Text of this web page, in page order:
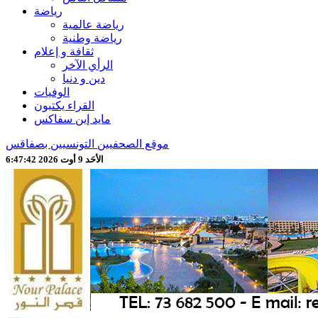
رياضة
رياضة عالمية
رياضة وطنية
ثقافة و إعلام
الرأي الآخر
دين و دنيا
الوفيات
القراء يكتبون
مايد إين سفاكس
موقع الصحفيين التونسيين بصفاقس
الأحَد 9 أوت 2026 6:47:44